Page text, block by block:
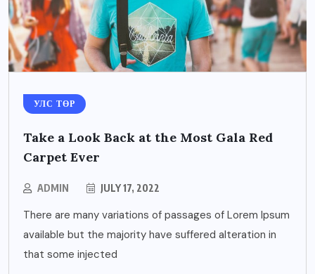
УЛС ТӨР
Take a Look Back at the Most Gala Red
Carpet Ever
ADMIN JULY 17, 2022
There are many variations of passages of Lorem Ipsum
available but the majority have suffered alteration in
that some injected